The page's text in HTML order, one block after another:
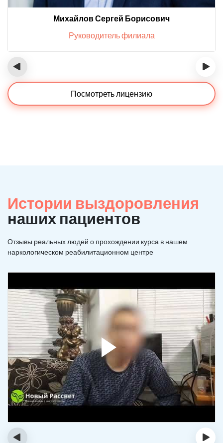
Михайлов Сергей Борисович
Руководитель филиала
‹ ›
Посмотреть лицензию
Истории выздоровления
наших пациентов
Отзывы реальных людей о прохождении курса в нашем
наркологическом реабилитационном центре
‹ ›